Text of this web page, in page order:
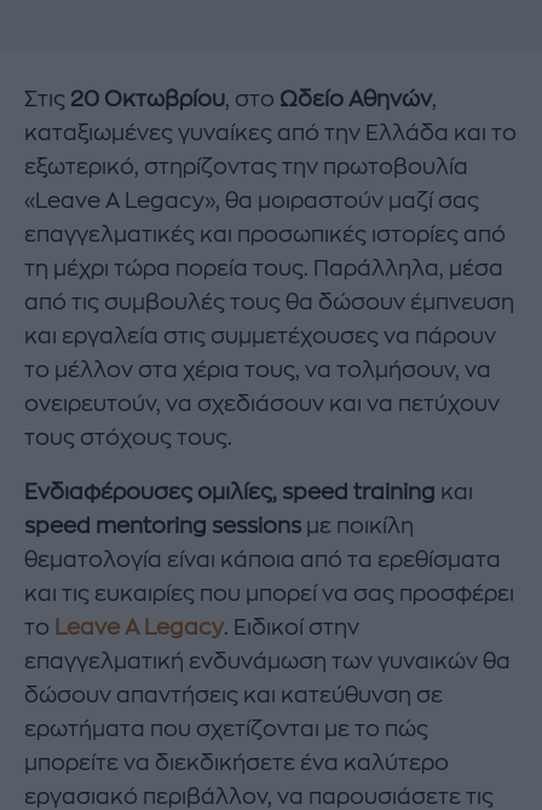
Στις 20 Οκτωβρίου, στο Ωδείο Αθηνών,
καταξιωμένες γυναίκες από την Ελλάδα και το
εξωτερικό, στηρίζοντας την πρωτοβουλία
«Leave A Legacy», θα μοιραστούν μαζί σας
επαγγελματικές και προσωπικές ιστορίες από
τη μέχρι τώρα πορεία τους. Παράλληλα, μέσα
από τις συμβουλές τους θα δώσουν έμπνευση
και εργαλεία στις συμμετέχουσες να πάρουν
το μέλλον στα χέρια τους, να τολμήσουν, να
ονειρευτούν, να σχεδιάσουν και να πετύχουν
τους στόχους τους.
Ενδιαφέρουσες ομιλίες, speed training και
speed mentoring sessions με ποικίλη
θεματολογία είναι κάποια από τα ερεθίσματα
και τις ευκαιρίες που μπορεί να σας προσφέρει
το Leave A Legacy. Ειδικοί στην
επαγγελματική ενδυνάμωση των γυναικών θα
δώσουν απαντήσεις και κατεύθυνση σε
ερωτήματα που σχετίζονται με το πώς
μπορείτε να διεκδικήσετε ένα καλύτερο
εργασιακό περιβάλλον, να παρουσιάσετε τις